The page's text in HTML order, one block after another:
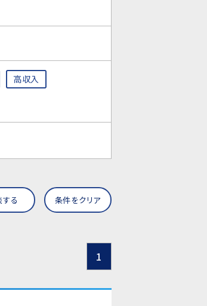
高収入
る 条件をクリア
1